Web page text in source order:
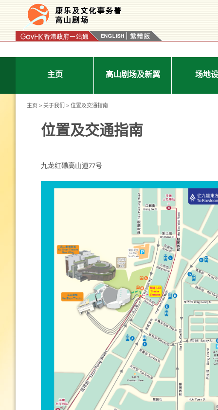
主页 高山剧场及新翼 场地
主页 > 关于我们 > 位置及交通指南
位置及交通指南
九龙红磡高山道77号